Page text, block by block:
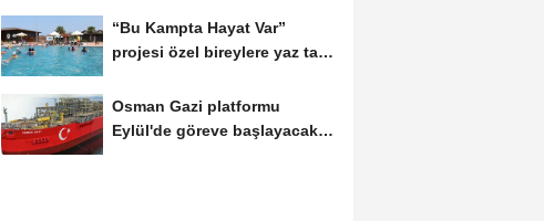
“Bu Kampta Hayat Var”
projesi özel bireylere yaz tatili
Osman Gazi platformu
Eylül'de göreve başlayacak...